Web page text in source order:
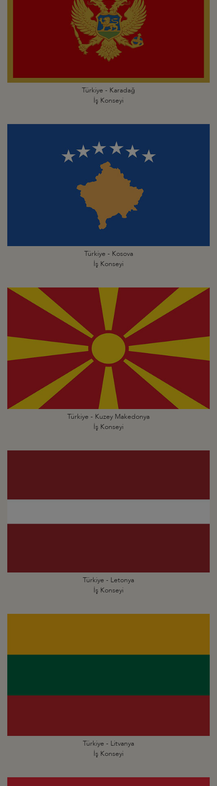
Türkiye - Karadağ
İş Konseyi
Türkiye - Kosova
İş Konseyi
Türkiye - Kuzey Makedonya
İş Konseyi
Türkiye - Letonya
İş Konseyi
Türkiye - Litvanya
İş Konseyi